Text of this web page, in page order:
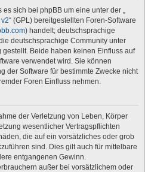
es sich bei phpBB um eine unter der „
“ (GPL) bereitgestellten Foren-Software
) handelt; deutschsprachige
deutschsprachige Community unter
gestellt. Beide haben keinen Einfluss auf
verwendet wird. Sie können
der Software für bestimmte Zwecke nicht
Foren Einfluss nehmen.
der Verletzung von Leben, Körper
wesentlicher Vertragspflichten
die auf ein vorsätzliches oder grob
sind. Dies gilt auch für mittelbare
entgangenen Gewinn.
außer bei vorsätzlichem oder